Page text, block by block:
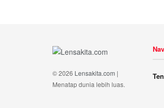
© 2026 Lensakita.com |
Menatap dunia lebih luas.